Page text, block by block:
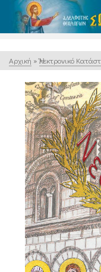
Αρχική » Ἠλεκτρονικό